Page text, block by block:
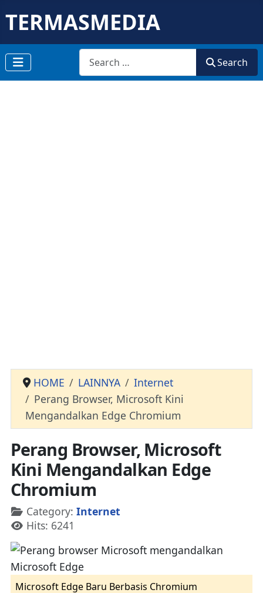
TERMASMEDIA
Search Search
HOME LAINNYA
Internet
Perang Browser, Microsoft Kini
Mengandalkan Edge Chromium
Perang Browser, Microsoft
Kini Mengandalkan Edge
Chromium
Details
Category: Internet
Hits: 6241
Microsoft Edge Baru Berbasis Chromium